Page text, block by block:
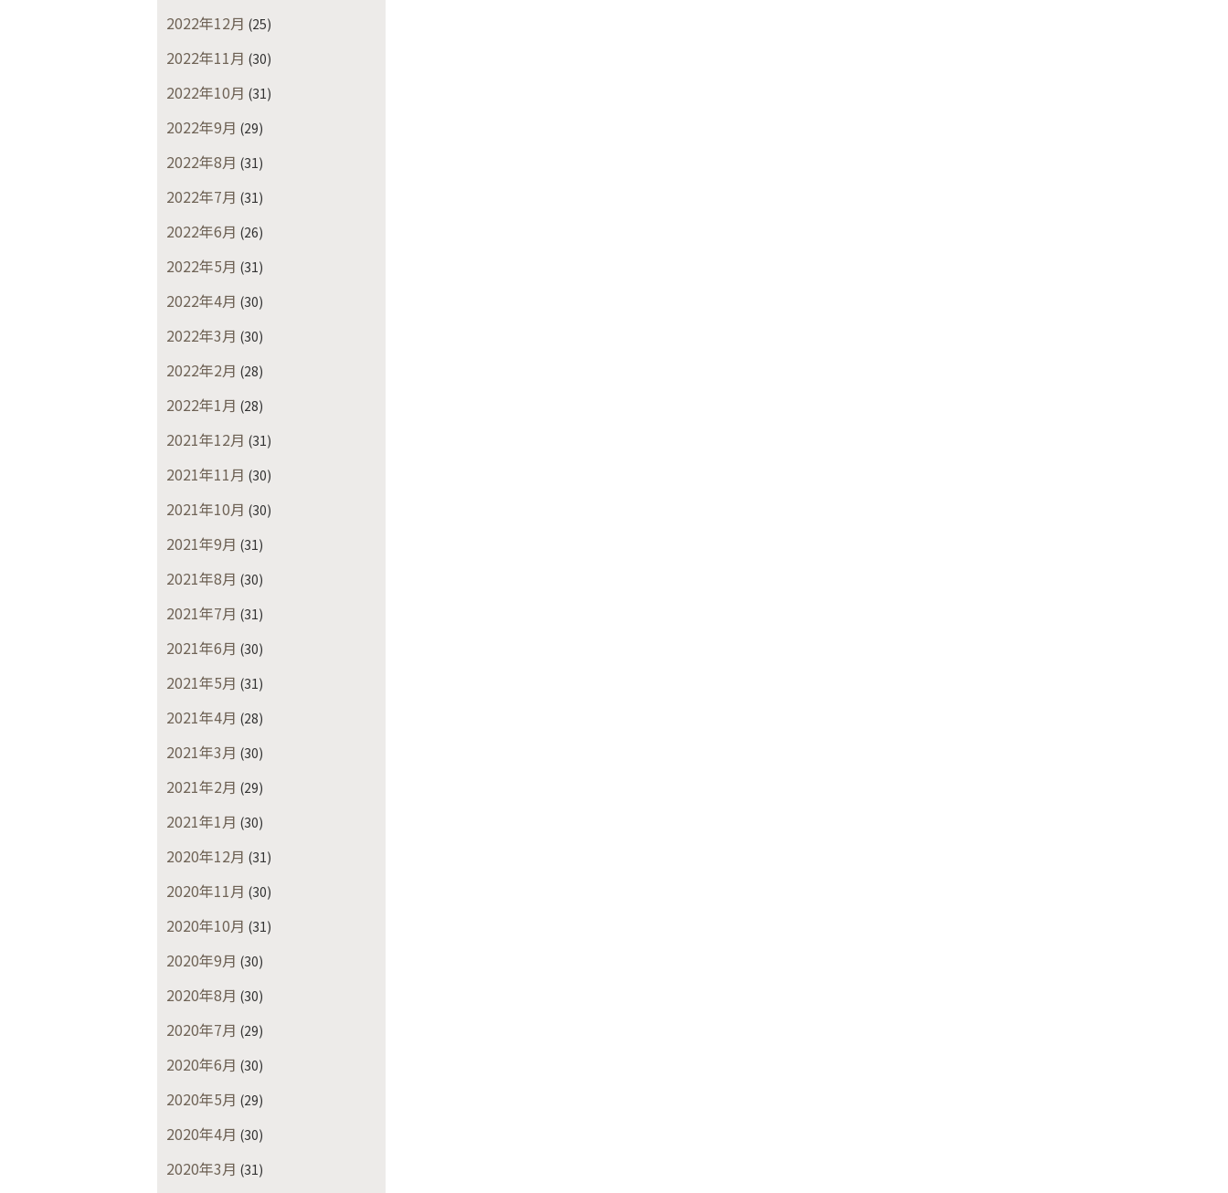
2022年12月 (25)
2022年11月 (30)
2022年10月 (31)
2022年9月 (29)
2022年8月 (31)
2022年7月 (31)
2022年6月 (26)
2022年5月 (31)
2022年4月 (30)
2022年3月 (30)
2022年2月 (28)
2022年1月 (28)
2021年12月 (31)
2021年11月 (30)
2021年10月 (30)
2021年9月 (31)
2021年8月 (30)
2021年7月 (31)
2021年6月 (30)
2021年5月 (31)
2021年4月 (28)
2021年3月 (30)
2021年2月 (29)
2021年1月 (30)
2020年12月 (31)
2020年11月 (30)
2020年10月 (31)
2020年9月 (30)
2020年8月 (30)
2020年7月 (29)
2020年6月 (30)
2020年5月 (29)
2020年4月 (30)
2020年3月 (31)